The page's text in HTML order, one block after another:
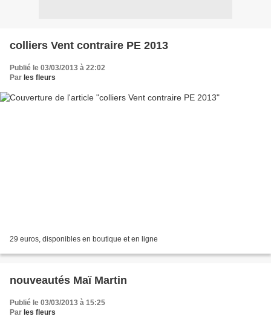
colliers Vent contraire PE 2013
Publié le 03/03/2013 à 22:02
Par les fleurs
29 euros, disponibles en boutique et en ligne
nouveautés Maï Martin
Publié le 03/03/2013 à 15:25
Par les fleurs